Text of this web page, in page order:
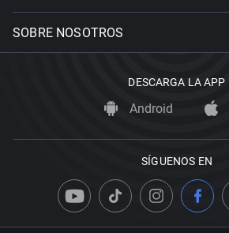
SOBRE NOSOTROS
DESCARGA LA APP
Android
SÍGUENOS EN